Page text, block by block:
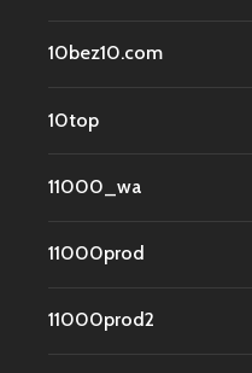
10bez10.com
10top
11000_wa
11000prod
11000prod2